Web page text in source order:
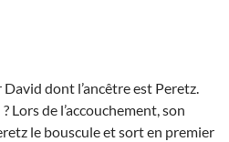
dont l’ancêtre est Peretz.
Lors de l’accouchement, son
le bouscule et sort en premier